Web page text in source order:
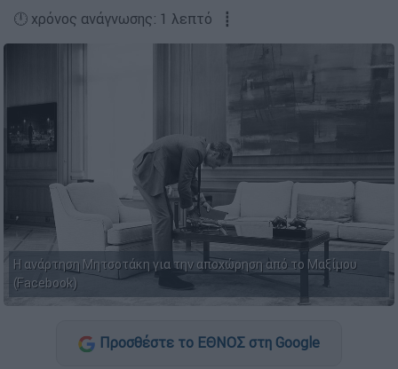
🕛 χρόνος ανάγνωσης: 1 λεπτό ┋
Η ανάρτηση Μητσοτάκη για την αποχώρηση από το Μαξίμου
(Facebook)
Προσθέστε το ΕΘΝΟΣ στη Google